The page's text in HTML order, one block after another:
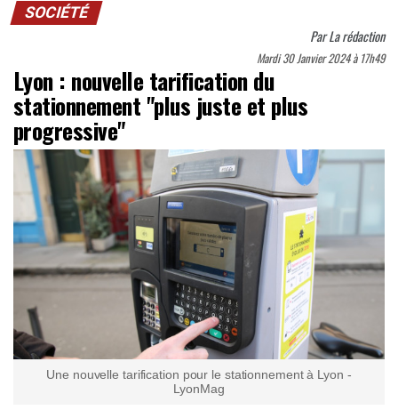
SOCIÉTÉ
ParLa rédaction
Mardi 30 Janvier 2024 à 17h49
Lyon : nouvelle tarification du
stationnement "plus juste et plus
progressive"
Une nouvelle tarification pour le stationnement à Lyon -
LyonMag